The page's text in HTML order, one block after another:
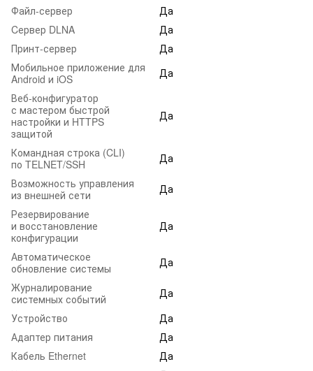
Файл-сервер
Да
Cервер DLNA
Да
Принт-сервер
Да
Мобильное приложение для
Android и iOS
Да
Веб-конфигуратор
с мастером быстрой
настройки и HTTPS
защитой
Да
Командная строка (CLI)
по TELNET/SSH
Да
Возможность управления
из внешней сети
Да
Резервирование
и восстановление
конфигурации
Да
Автоматическое
обновление системы
Да
Журналирование
системных событий
Да
Устройство
Да
Адаптер питания
Да
Кабель Ethernet
Да